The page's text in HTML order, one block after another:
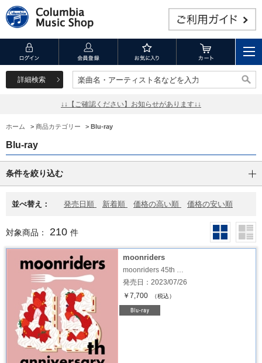
詳細検索 楽曲名・アーティスト名などを入力
楽曲名・アーティスト名などを入力
↓↓【ご確認ください】お知らせがあります↓↓
ホーム > 商品カテゴリー > Blu-ray
Blu-ray
条件を絞り込む
並べ替え： 発売日順 新着順 価格の高い順 価格の安い順
対象商品： 210 件
moonriders
moonriders 45th …
発売日：2023/07/26
￥7,700
（税込）